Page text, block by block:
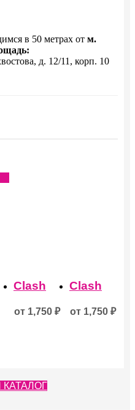
в 50 метрах от м.
д. 12/11, корп. 10
Clash
от 1,750₽
Clash
от 1,750₽